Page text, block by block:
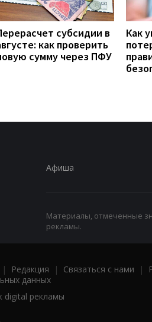
субсидии в
как проверить
сумму через ПФУ
Как
Афиша
Материалы, отмеченные
рекламы.
| Редакция | Связаться с нами |
данных
digital рекламы